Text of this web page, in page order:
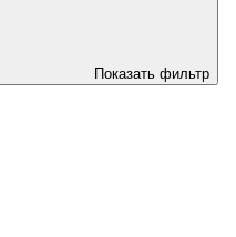
Показать фильтр